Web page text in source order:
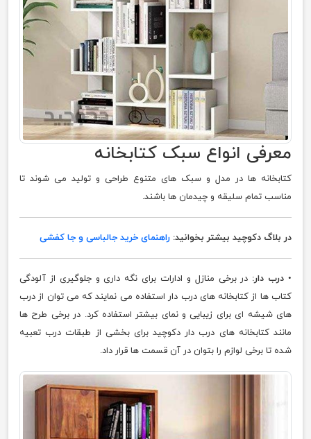
معرفی انواع سبک کتابخانه
کتابخانه ها در مدل و سبک های متنوع طراحی و تولید می شوند تا
مناسب تمام سلیقه و چیدمان ها باشند.
در بلاگ دکوچید بیشتر بخوانید: راهنمای خرید جالباسی و جا کفشی
• درب دار: در برخی منازل و ادارات برای نگه داری و جلوگیری از آلودگی
کتاب ها از کتابخانه های درب دار استفاده می نمایند که می توان از درب
های شیشه ای برای زیبایی و نمای بیشتر استفاده کرد. در برخی طرح ها
مانند کتابخانه های درب دار دکوچید برای بخشی از طبقات درب تعبیه
شده تا برخی لوازم را بتوان در آن قسمت ها قرار داد.